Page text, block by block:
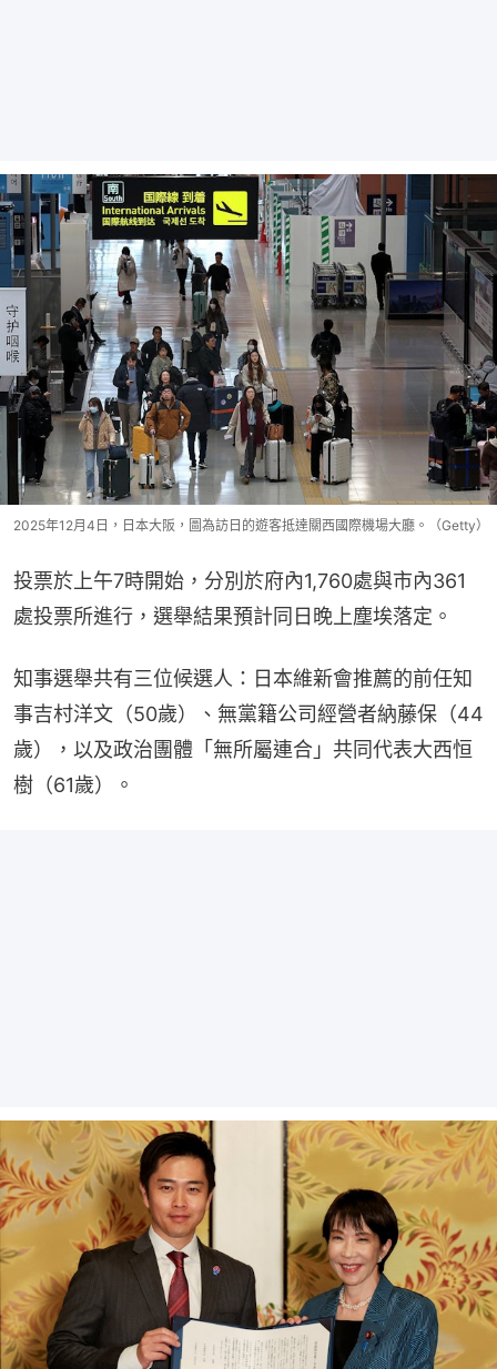
2025年12月4日，日本大阪，圖為訪日的遊客抵達關西國際機場大廳。（Getty）
投票於上午7時開始，分別於府內1,760處與市內361
處投票所進行，選舉結果預計同日晚上塵埃落定。
知事選舉共有三位候選人：日本維新會推薦的前任知
事吉村洋文（50歲）、無黨籍公司經營者納藤保（44
歲），以及政治團體「無所屬連合」共同代表大西恒
樹（61歲）。